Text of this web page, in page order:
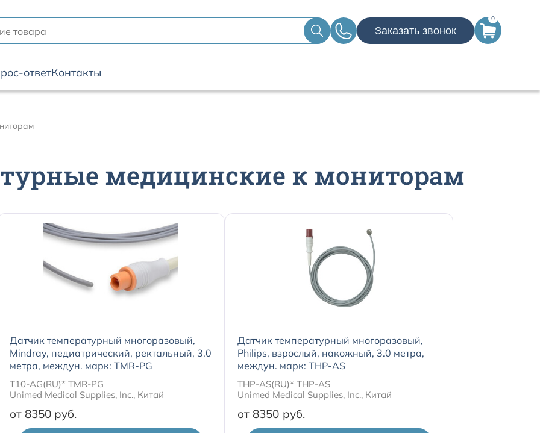
ответКонтакты
Заказать звонок
0
медицинские к мониторам
Датчик температурный многоразовый,
Mindray, педиатрический, ректальный, 3.0
метра, междун. марк: TMR-PG
T10-AG(RU)* TMR-PG
Unimed Medical Supplies, Inc., Китай
от 8350
Датчик температурный многоразовый,
Philips, взрослый, накожный, 3.0 метра,
междун. марк: THP-AS
THP-AS(RU)* THP-AS
Unimed Medical Supplies, Inc., Китай
от 8350